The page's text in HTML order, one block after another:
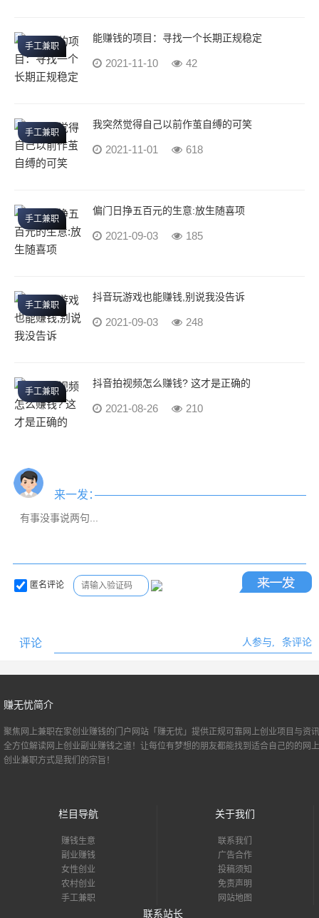
手工兼职
能赚钱的项目：寻找一个长期正规稳定
2021-11-10 42
手工兼职
我突然觉得自己以前作茧自缚的可笑
2021-11-01 618
手工兼职
偏门日挣五百元的生意:放生随喜项
2021-09-03 185
手工兼职
抖音玩游戏也能赚钱,别说我没告诉
2021-09-03 248
手工兼职
抖音拍视频怎么赚钱? 这才是正确的
2021-08-26 210
来一发：
匿名评论
评论 人参与, 条评论
赚无忧简介
聚焦网上兼职在家创业赚钱的门户网站「赚无忧」提供正规可靠网上创业项目与资
全方位解读网上创业副业赚钱之道！让每位有梦想的朋友都能找到适合自己的的 网上
创业兼职方式是我们的宗旨！
栏目导航
赚钱生意
副业赚钱
女性创业
农村创业
手工兼职
关于我们
联系我们
广告合作
投稿须知
免责声明
网站地图
联系站长